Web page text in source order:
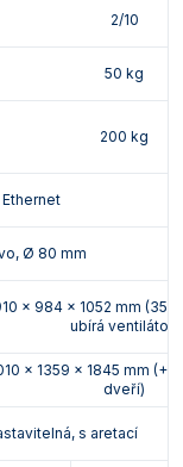
2/10
50 kg
200 kg
Ethernet
Ø 80 mm
x 984 x 1052 mm (35
ubírá ventilátor)
x 1359 x 1845 mm
dveří)
s aretací